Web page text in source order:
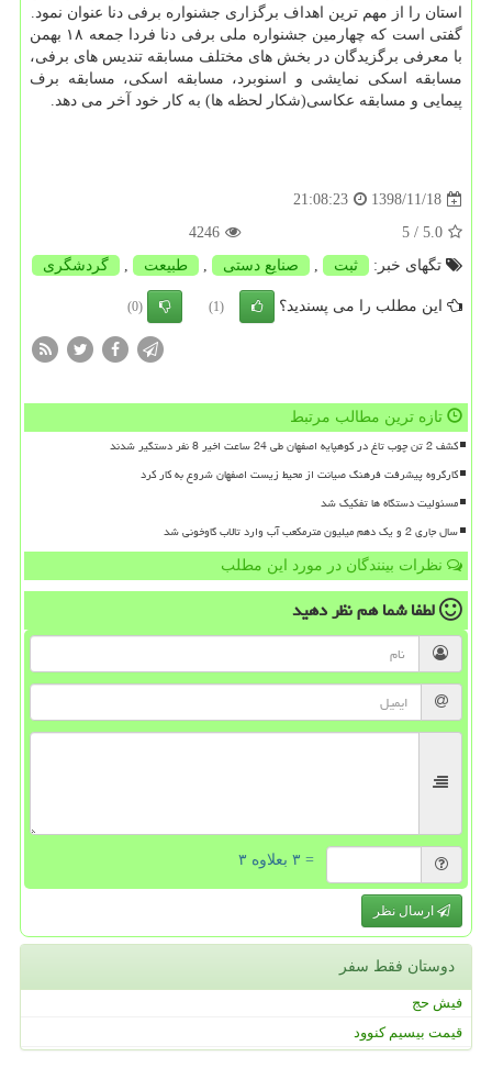
استان را از مهم ترین اهداف برگزاری جشنواره برفی دنا عنوان نمود.
گفتی است كه چهارمین جشنواره ملی برفی دنا فردا جمعه ۱۸ بهمن
با معرفی برگزیدگان در بخش های مختلف مسابقه تندیس های برفی،
مسابقه اسكی نمایشی و اسنوبرد، مسابقه اسكی، مسابقه برف
پیمایی و مسابقه عكاسی(شكار لحظه ها) به كار خود آخر می دهد.
1398/11/18
21:08:23
5.0
/ 5
4246
تگهای خبر:
ثبت , صنایع دستی , طبیعت , گردشگری
این مطلب را می پسندید؟ (1)
(0)
تازه ترین مطالب مرتبط
کشف 2 تن چوب تاغ در کوهپایه اصفهان طی 24 ساعت اخیر 8 نفر دستگیر شدند
کارگروه پیشرفت فرهنگ صیانت از محیط زیست اصفهان شروع به کار کرد
مسئولیت دستگاه ها تفکیک شد
سال جاری 2 و یک دهم میلیون مترمکعب آب وارد تالاب گاوخونی شد
نظرات بینندگان در مورد این مطلب
لطفا شما همنظر دهید
= ۳ بعلاوه ۳
ارسال نظر
دوستان فقط سفر
فیش حج
قیمت بیسیم کنوود